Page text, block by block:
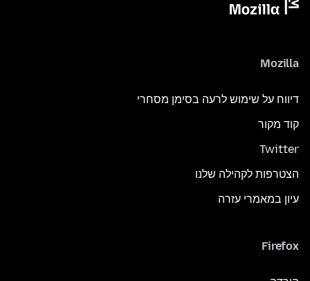
Mozilla
דיווח על שימוש לרעה בסימן מסחרי
קוד מקור
Twitter
הצטרפות לקהילה שלנו
עיון במאמרי עזרה
Firefox